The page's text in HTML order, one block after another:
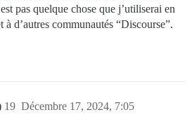
pas quelque chose que j’utiliserai en
à d’autres communautés “Discourse”.
Décembre 17, 2024, 7:05
19